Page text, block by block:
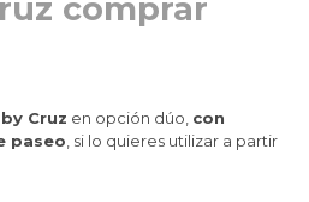
comprar
Cruz en opción dúo, con
paseo , si lo quieres utilizar a partir